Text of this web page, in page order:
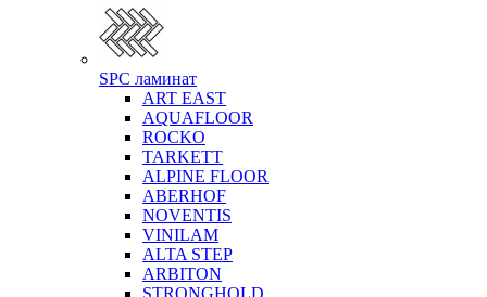
SPC ламинат
ART EAST
AQUAFLOOR
ROCKO
TARKETT
ALPINE FLOOR
ABERHOF
NOVENTIS
VINILAM
ALTA STEP
ARBITON
STRONGHOLD